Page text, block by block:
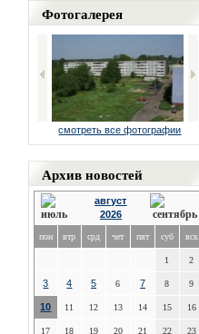
Фотогалерея
смотреть все фотографии
Архив новостей
август
2026
пон втр срд чет пят суб вск
1 2
3 4 5 6 7 8 9
10 11 12 13 14 15 16
17 18 19 20 21 22 23